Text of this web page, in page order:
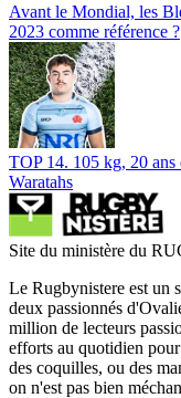
Avant le Mondial, les
2023 comme référence ?
TOP 14. 105 kg, 20 ans
Waratahs
Site du ministère du
Le Rugbynistere est un
deux passionnés
million de lecteurs
efforts au quotidien
des coquilles, ou des
on n'est pas bien